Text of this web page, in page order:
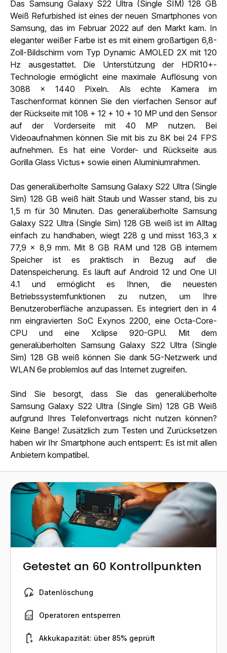
Das Samsung Galaxy S22 Ultra (Single SIM) 128 GB
Weiß Refurbished ist eines der neuen Smartphones von
Samsung, das im Februar 2022 auf den Markt kam. In
eleganter weißer Farbe ist es mit einem großartigen 6,8-
Zoll-Bildschirm vom Typ Dynamic AMOLED 2X mit 120
Hz ausgestattet. Die Unterstützung der HDR10+-
Technologie ermöglicht eine maximale Auflösung von
3088 x 1440 Pixeln. Als echte Kamera im
Taschenformat können Sie den vierfachen Sensor auf
der Rückseite mit 108 + 12 + 10 + 10 MP und den Sensor
auf der Vorderseite mit 40 MP nutzen. Bei
Videoaufnahmen können Sie mit bis zu 8K bei 24 FPS
aufnehmen. Es hat eine Vorder- und Rückseite aus
Gorilla Glass Victus+ sowie einen Aluminiumrahmen.
Das generalüberholte Samsung Galaxy S22 Ultra (Single
Sim) 128 GB weiß hält Staub und Wasser stand, bis zu
1,5 m für 30 Minuten. Das generalüberholte Samsung
Galaxy S22 Ultra (Single Sim) 128 GB weiß ist im Alltag
einfach zu handhaben, wiegt 228 g und misst 163,3 x
77,9 x 8,9 mm. Mit 8 GB RAM und 128 GB internem
Speicher ist es praktisch in Bezug auf die
Datenspeicherung. Es läuft auf Android 12 und One UI
4.1 und ermöglicht es Ihnen, die neuesten
Betriebssystemfunktionen zu nutzen, um Ihre
Benutzeroberfläche anzupassen. Es integriert den in 4
nm eingravierten SoC Exynos 2200, eine Octa-Core-
CPU und eine Xclipse 920-GPU. Mit dem
generalüberholten Samsung Galaxy S22 Ultra (Single
Sim) 128 GB weiß können Sie dank 5G-Netzwerk und
WLAN 6e problemlos auf das Internet zugreifen.
Sind Sie besorgt, dass Sie das generalüberholte
Samsung Galaxy S22 Ultra (Single Sim) 128 GB Weiß
aufgrund Ihres Telefonvertrags nicht nutzen können?
Keine Bange! Zusätzlich zum Testen und Zurücksetzen
haben wir Ihr Smartphone auch entsperrt: Es ist mit allen
Anbietern kompatibel.
Getestet an 60 Kontrollpunkten
Datenlöschung
Operatoren entsperren
Akkukapazität: über 85% geprüft